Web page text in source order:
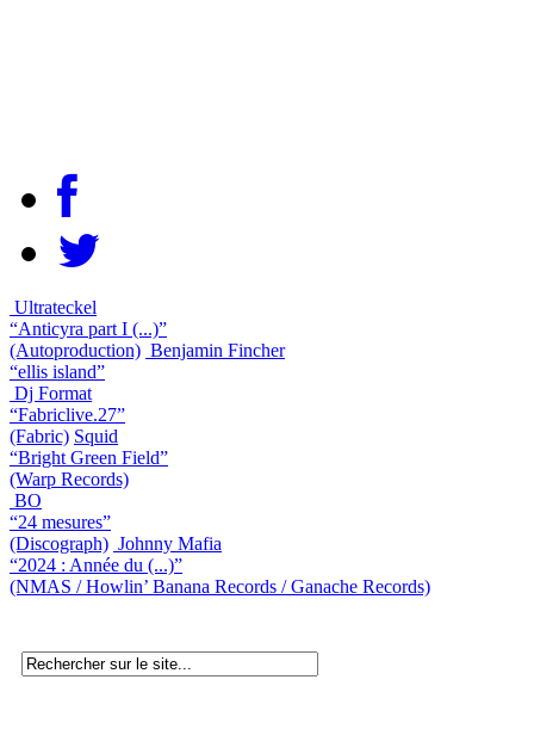
Ultrateckel
“Anticyra part I (...)”
(Autoproduction) Benjamin Fincher
“ellis island”
Dj Format
“Fabriclive.27”
(Fabric) Squid
“Bright Green Field”
(Warp Records)
BO
“24 mesures”
(Discograph) Johnny Mafia
“2024 : Année du (...)”
(NMAS / Howlin’ Banana Records / Ganache Records)